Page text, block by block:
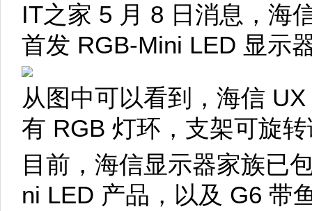
IT之家 5 月 8 日消息，海
首发 RGB-Mini LED 显
从图中可以看到，海信
有 RGB 灯环，支架可旋
目前，海信显示器家族已
ni LED 产品，以及 G6 带